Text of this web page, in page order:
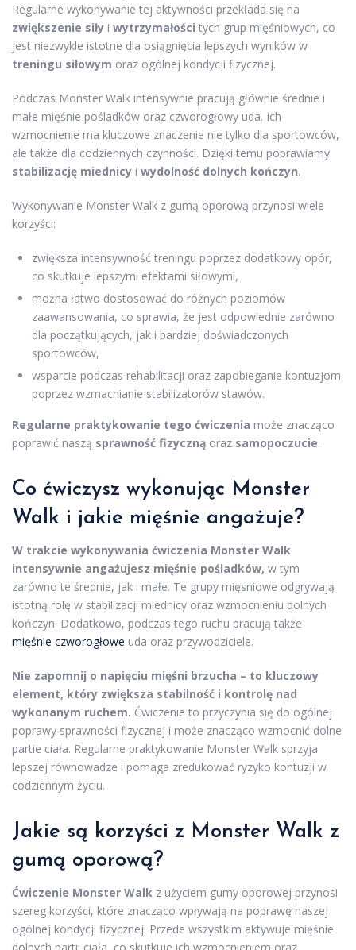
Regularne wykonywanie tej aktywności przekłada się na
zwiększenie siły i wytrzymałości tych grup mięśniowych, co
jest niezwykle istotne dla osiągnięcia lepszych wyników w
treningu siłowym oraz ogólnej kondycji fizycznej.
Podczas Monster Walk intensywnie pracują głównie średnie i
małe mięśnie pośladków oraz czworogłowy uda. Ich
wzmocnienie ma kluczowe znaczenie nie tylko dla sportowców,
ale także dla codziennych czynności. Dzięki temu poprawiamy
stabilizację miednicy i wydolność dolnych kończyn.
Wykonywanie Monster Walk z gumą oporową przynosi wiele
korzyści:
zwiększa intensywność treningu poprzez dodatkowy opór,
co skutkuje lepszymi efektami siłowymi,
można łatwo dostosować do różnych poziomów
zaawansowania, co sprawia, że jest odpowiednie zarówno
dla początkujących, jak i bardziej doświadczonych
sportowców,
wsparcie podczas rehabilitacji oraz zapobieganie kontuzjom
poprzez wzmacnianie stabilizatorów stawów.
Regularne praktykowanie tego ćwiczenia może znacząco
poprawić naszą sprawność fizyczną oraz samopoczucie.
Co ćwiczysz wykonując Monster
Walk i jakie mięśnie angażuje?
W trakcie wykonywania ćwiczenia Monster Walk
intensywnie angażujesz mięśnie pośladków, w tym
zarówno te średnie, jak i małe. Te grupy mięsniowe odgrywają
istotną rolę w stabilizacji miednicy oraz wzmocnieniu dolnych
kończyn. Dodatkowo, podczas tego ruchu pracują także
mięśnie czworogłowe uda oraz przywodziciele.
Nie zapomnij o napięciu mięśni brzucha – to kluczowy
element, który zwiększa stabilność i kontrolę nad
wykonanym ruchem. Ćwiczenie to przyczynia się do ogólnej
poprawy sprawności fizycznej i może znacząco wzmocnić dolne
partie ciała. Regularne praktykowanie Monster Walk sprzyja
lepszej równowadze i pomaga zredukować ryzyko kontuzji w
codziennym życiu.
Jakie są korzyści z Monster Walk z
gumą oporową?
Ćwiczenie Monster Walk z użyciem gumy oporowej przynosi
szereg korzyści, które znacząco wpływają na poprawę naszej
ogólnej kondycji fizycznej. Przede wszystkim aktywuje mięśnie
dolnych partii ciała, co skutkuje ich wzmocnieniem oraz